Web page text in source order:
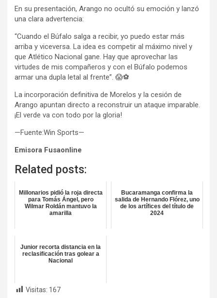
En su presentación, Arango no ocultó su emoción y lanzó
una clara advertencia:
“Cuando el Búfalo salga a recibir, yo puedo estar más
arriba y viceversa. La idea es competir al máximo nivel y
que Atlético Nacional gane. Hay que aprovechar las
virtudes de mis compañeros y con el Búfalo podemos
armar una dupla letal al frente”. 😱⚽
La incorporación definitiva de Morelos y la cesión de
Arango apuntan directo a reconstruir un ataque imparable.
¡El verde va con todo por la gloria!
—Fuente:Win Sports—
Emisora Fusaonline
Related posts:
Millonarios pidió la roja directa
para Tomás Ángel, pero
Wilmar Roldán mantuvo la
amarilla
Bucaramanga confirma la
salida de Hernando Flórez, uno
de los artífices del título de
2024
Junior recorta distancia en la
reclasificación tras golear a
Nacional
Visitas: 167